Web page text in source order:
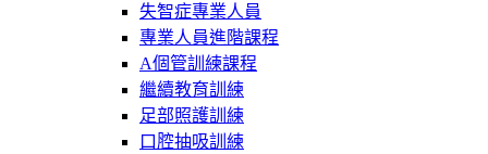
失智症專業人員
專業人員進階課程
A個管訓練課程
繼續教育訓練
足部照護訓練
口腔抽吸訓練